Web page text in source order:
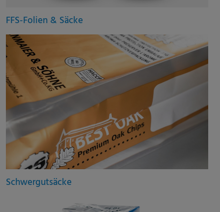
FFS-Folien & Säcke
Schwergutsäcke